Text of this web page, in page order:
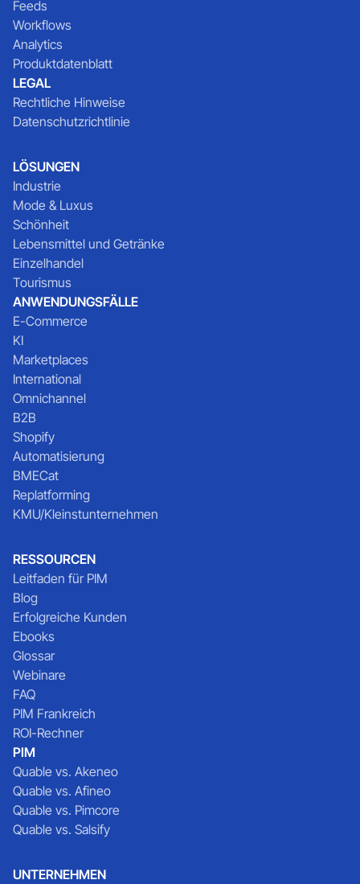
Feeds
Workflows
Analytics
Produktdatenblatt
LEGAL
Rechtliche Hinweise
Datenschutzrichtlinie
LÖSUNGEN
Industrie
Mode & Luxus
Schönheit
Lebensmittel und Getränke
Einzelhandel
Tourismus
ANWENDUNGSFÄLLE
E-Commerce
KI
Marketplaces
International
Omnichannel
B2B
Shopify
Automatisierung
BMECat
Replatforming
KMU/Kleinstunternehmen
RESSOURCEN
Leitfaden für PIM
Blog
Erfolgreiche Kunden
Ebooks
Glossar
Webinare
FAQ
PIM Frankreich
ROI-Rechner
PIM
Quable vs. Akeneo
Quable vs. Afineo
Quable vs. Pimcore
Quable vs. Salsify
UNTERNEHMEN